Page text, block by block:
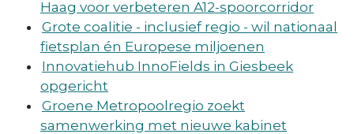
Haag voor verbeteren A12-spoorcorridor
Grote coalitie - inclusief regio - wil nationaal
fietsplan én Europese miljoenen
Innovatiehub InnoFields in Giesbeek
opgericht
Groene Metropoolregio zoekt
samenwerking met nieuwe kabinet